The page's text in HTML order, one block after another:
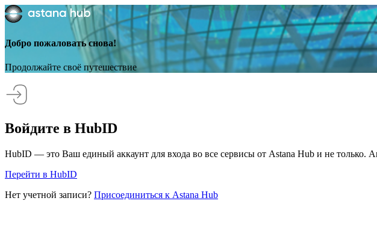
Добро пожаловать снова!
Продолжайте своё путешествие
Войдите в HubID
HubID — это Ваш единый аккаунт для входа во все сервисы от Astana Hub и не только.
Перейти в HubID
Нет учетной записи? Присоединиться к Astana Hub